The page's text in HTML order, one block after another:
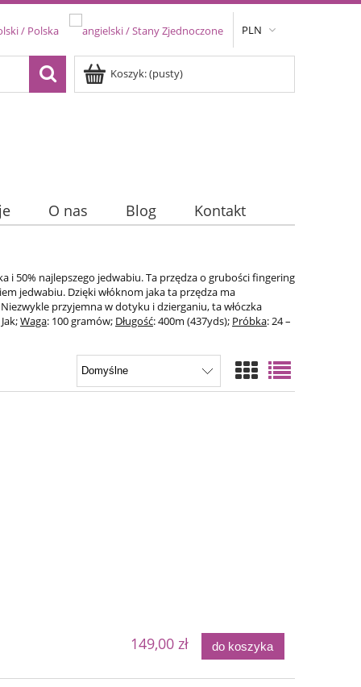
PLN
Koszyk:(pusty)
O nas Blog Kontakt
i 50% najlepszego jedwabiu. Ta przędza o grubości fingering
jedwabiu. Dzięki włóknom jaka ta przędza ma
przyjemna w dotyku i dzierganiu, ta włóczka
Waga: 100 gramów; Długość: 400m (437yds); Próbka: 24 –
149,00 zł do koszyka